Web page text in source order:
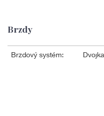
Brzdy